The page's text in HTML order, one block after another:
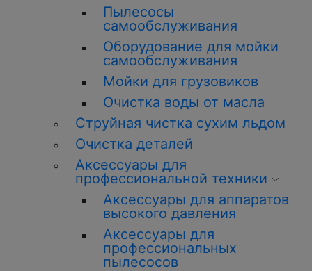
Пылесосы
самообслуживания
Оборудование для мойки
самообслуживания
Мойки для грузовиков
Очистка воды от масла
Струйная чистка сухим льдом
Очистка деталей
Аксессуары для
профессиональной техники
Аксессуары для аппаратов
высокого давления
Аксессуары для
профессиональных
пылесосов